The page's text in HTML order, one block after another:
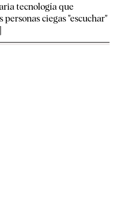
tecnología que
ciegas "escuchar"